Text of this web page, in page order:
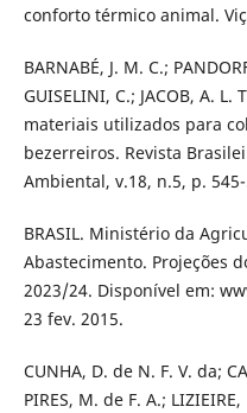
conforto térmico animal.
BARNABÉ, J. M. C.;
GUISELINI, C.; JACOB, A.
materiais utilizados para
bezerreiros. Revista
Ambiental, v.18, n.5, p.
BRASIL. Ministério da
Abastecimento. Projeções
2023/24. Disponível em:
23 fev. 2015.
CUNHA, D. de N. F. V. da;
PIRES, M. de F. A.; LIZIEIRE,